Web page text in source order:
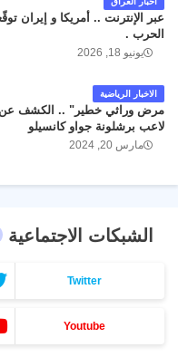
عبر الإنترنت .. أمريكا و إيران
الحرب .
يونيو 18, 2026
الاخبار الرياضية
مرض وراثي خطير" .. الكشف عن
لاعب برشلونة جواو كانسيلو
مارس 20, 2024
الشبكات الاجتماعية
Twitter
Youtube